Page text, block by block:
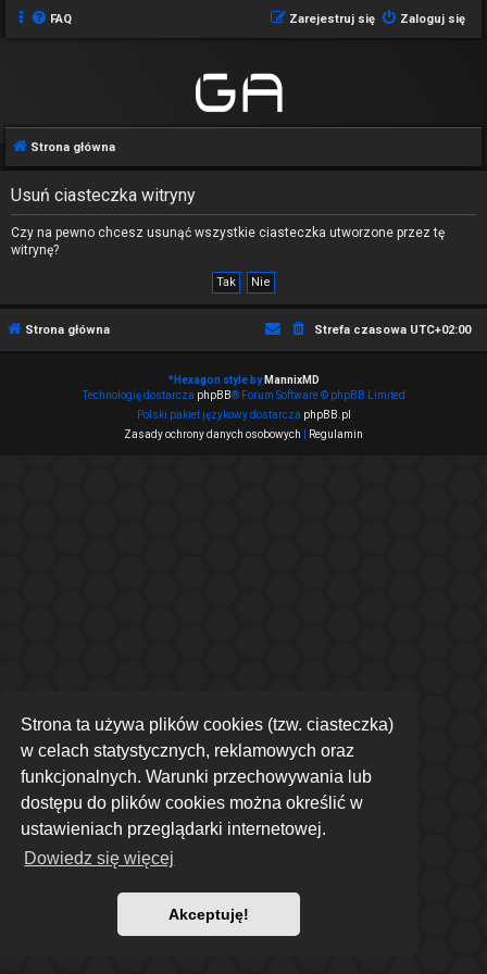
Strona ta używa plików cookies (tzw. ciasteczka)
w celach statystycznych, reklamowych oraz
funkcjonalnych. Warunki przechowywania lub
dostępu do plików cookies można określić w
ustawieniach przeglądarki internetowej.
Dowiedz się więcej
Akceptuję!
FAQ Zaloguj się
Zarejestruj się
Strona główna
Usuń ciasteczka witryny
Czy na pewno chcesz usunąć wszystkie ciasteczka utworzone przez tę
witrynę?
Strona główna Strefa czasowa UTC+02:00
*Hexagon style by MannixMD
Technologię dostarcza phpBB® Forum Software © phpBB Limited
Polski pakiet językowy dostarcza phpBB.pl
Zasady ochrony danych osobowych
Regulamin